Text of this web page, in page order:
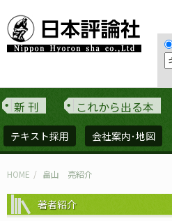
新 刊 これから出る本
テキスト採用 会社案内･地図
HOME 畠山 亮紹介
著者紹介